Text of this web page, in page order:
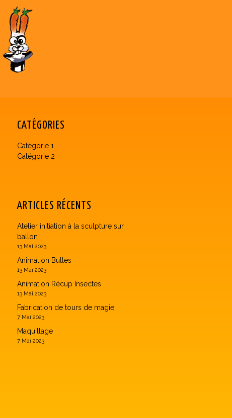
CATÉGORIES
Catégorie 1
Catégorie 2
ARTICLES RÉCENTS
Atelier initiation à la sculpture sur
ballon
13 Mai 2023
Animation Bulles
13 Mai 2023
Animation Récup Insectes
13 Mai 2023
Fabrication de tours de magie
7 Mai 2023
Maquillage
7 Mai 2023